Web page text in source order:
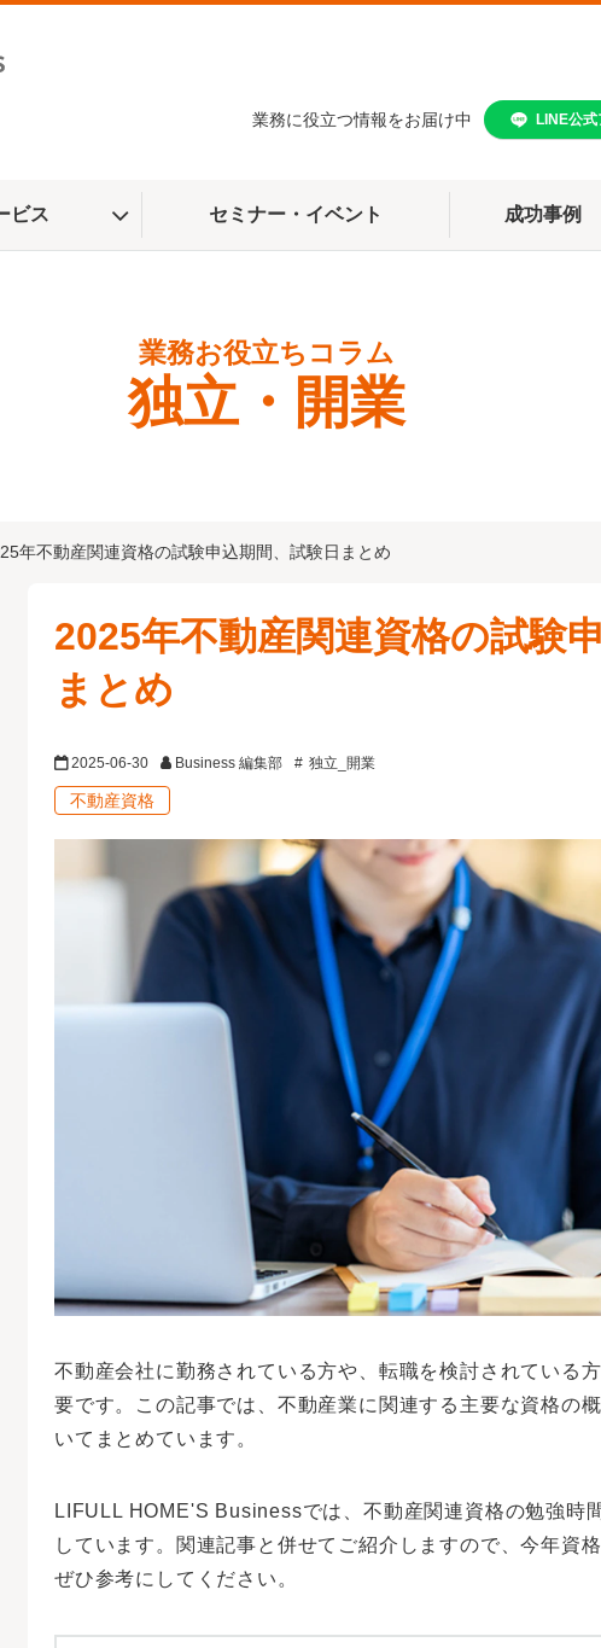
業務に役立つ情報をお届け中 LINE公
ビス セミナー・イベント 成功事例
独立・開業
年不動産関連資格の試験申込期間、試験日まとめ
2025年不動産関連資格の試験
まとめ
2025-06-30 Business 編集部 独立_開業
不動産資格
不動産会社に勤務されている方や、転職を検討されている
要です。この記事では、不動産業に関連する主要な資格の
いてまとめています。
LIFULL HOME'S Businessでは、不動産関連資格の勉強時
しています。関連記事と併せてご紹介しますので、今年資
ぜひ参考にしてください。